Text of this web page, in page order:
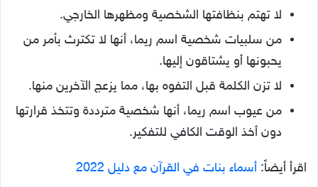
لا تهتم بنظافتها الشخصية ومظهرها الخارجي.
من سلبيات شخصية اسم ريما، أنها لا تكترث بأمر من
يحبونها أو يشتاقون إليها.
لا تزن الكلمة قبل التفوه بها، مما يزعج الآخرين منها.
من عيوب اسم ريما، أنها شخصية مترددة وتتخذ قرارتها
دون أخذ الوقت الكافي للتفكير.
اقرأ أيضاً: أسماء بنات في القرآن مع دليل 2022